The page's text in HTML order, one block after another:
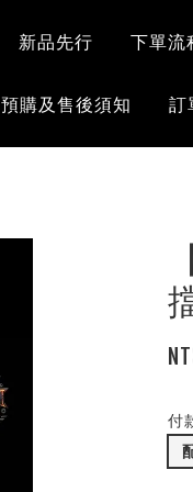
新品先行 下單流
預購及售後須知 訂
付